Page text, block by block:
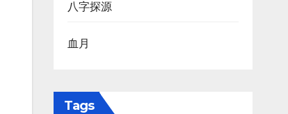
八字探源
血月
Tags